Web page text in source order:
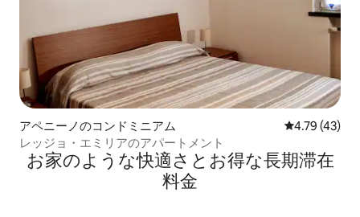
アペニーノのコンドミニアム レビュー43
4.79 (43)
レッジョ・エミリアのアパートメント
お家のような快⁠適⁠さ⁠とお⁠得⁠な長⁠期⁠滞⁠在
料⁠金